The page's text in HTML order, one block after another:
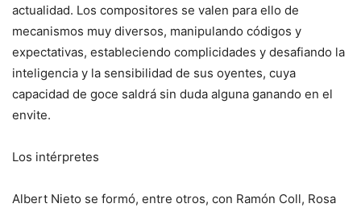
actualidad. Los compositores se valen para ello de
mecanismos muy diversos, manipulando códigos y
expectativas, estableciendo complicidades y desafiando la
inteligencia y la sensibilidad de sus oyentes, cuya
capacidad de goce saldrá sin duda alguna ganando en el
envite.
Los intérpretes
Albert Nieto se formó, entre otros, con Ramón Coll, Rosa